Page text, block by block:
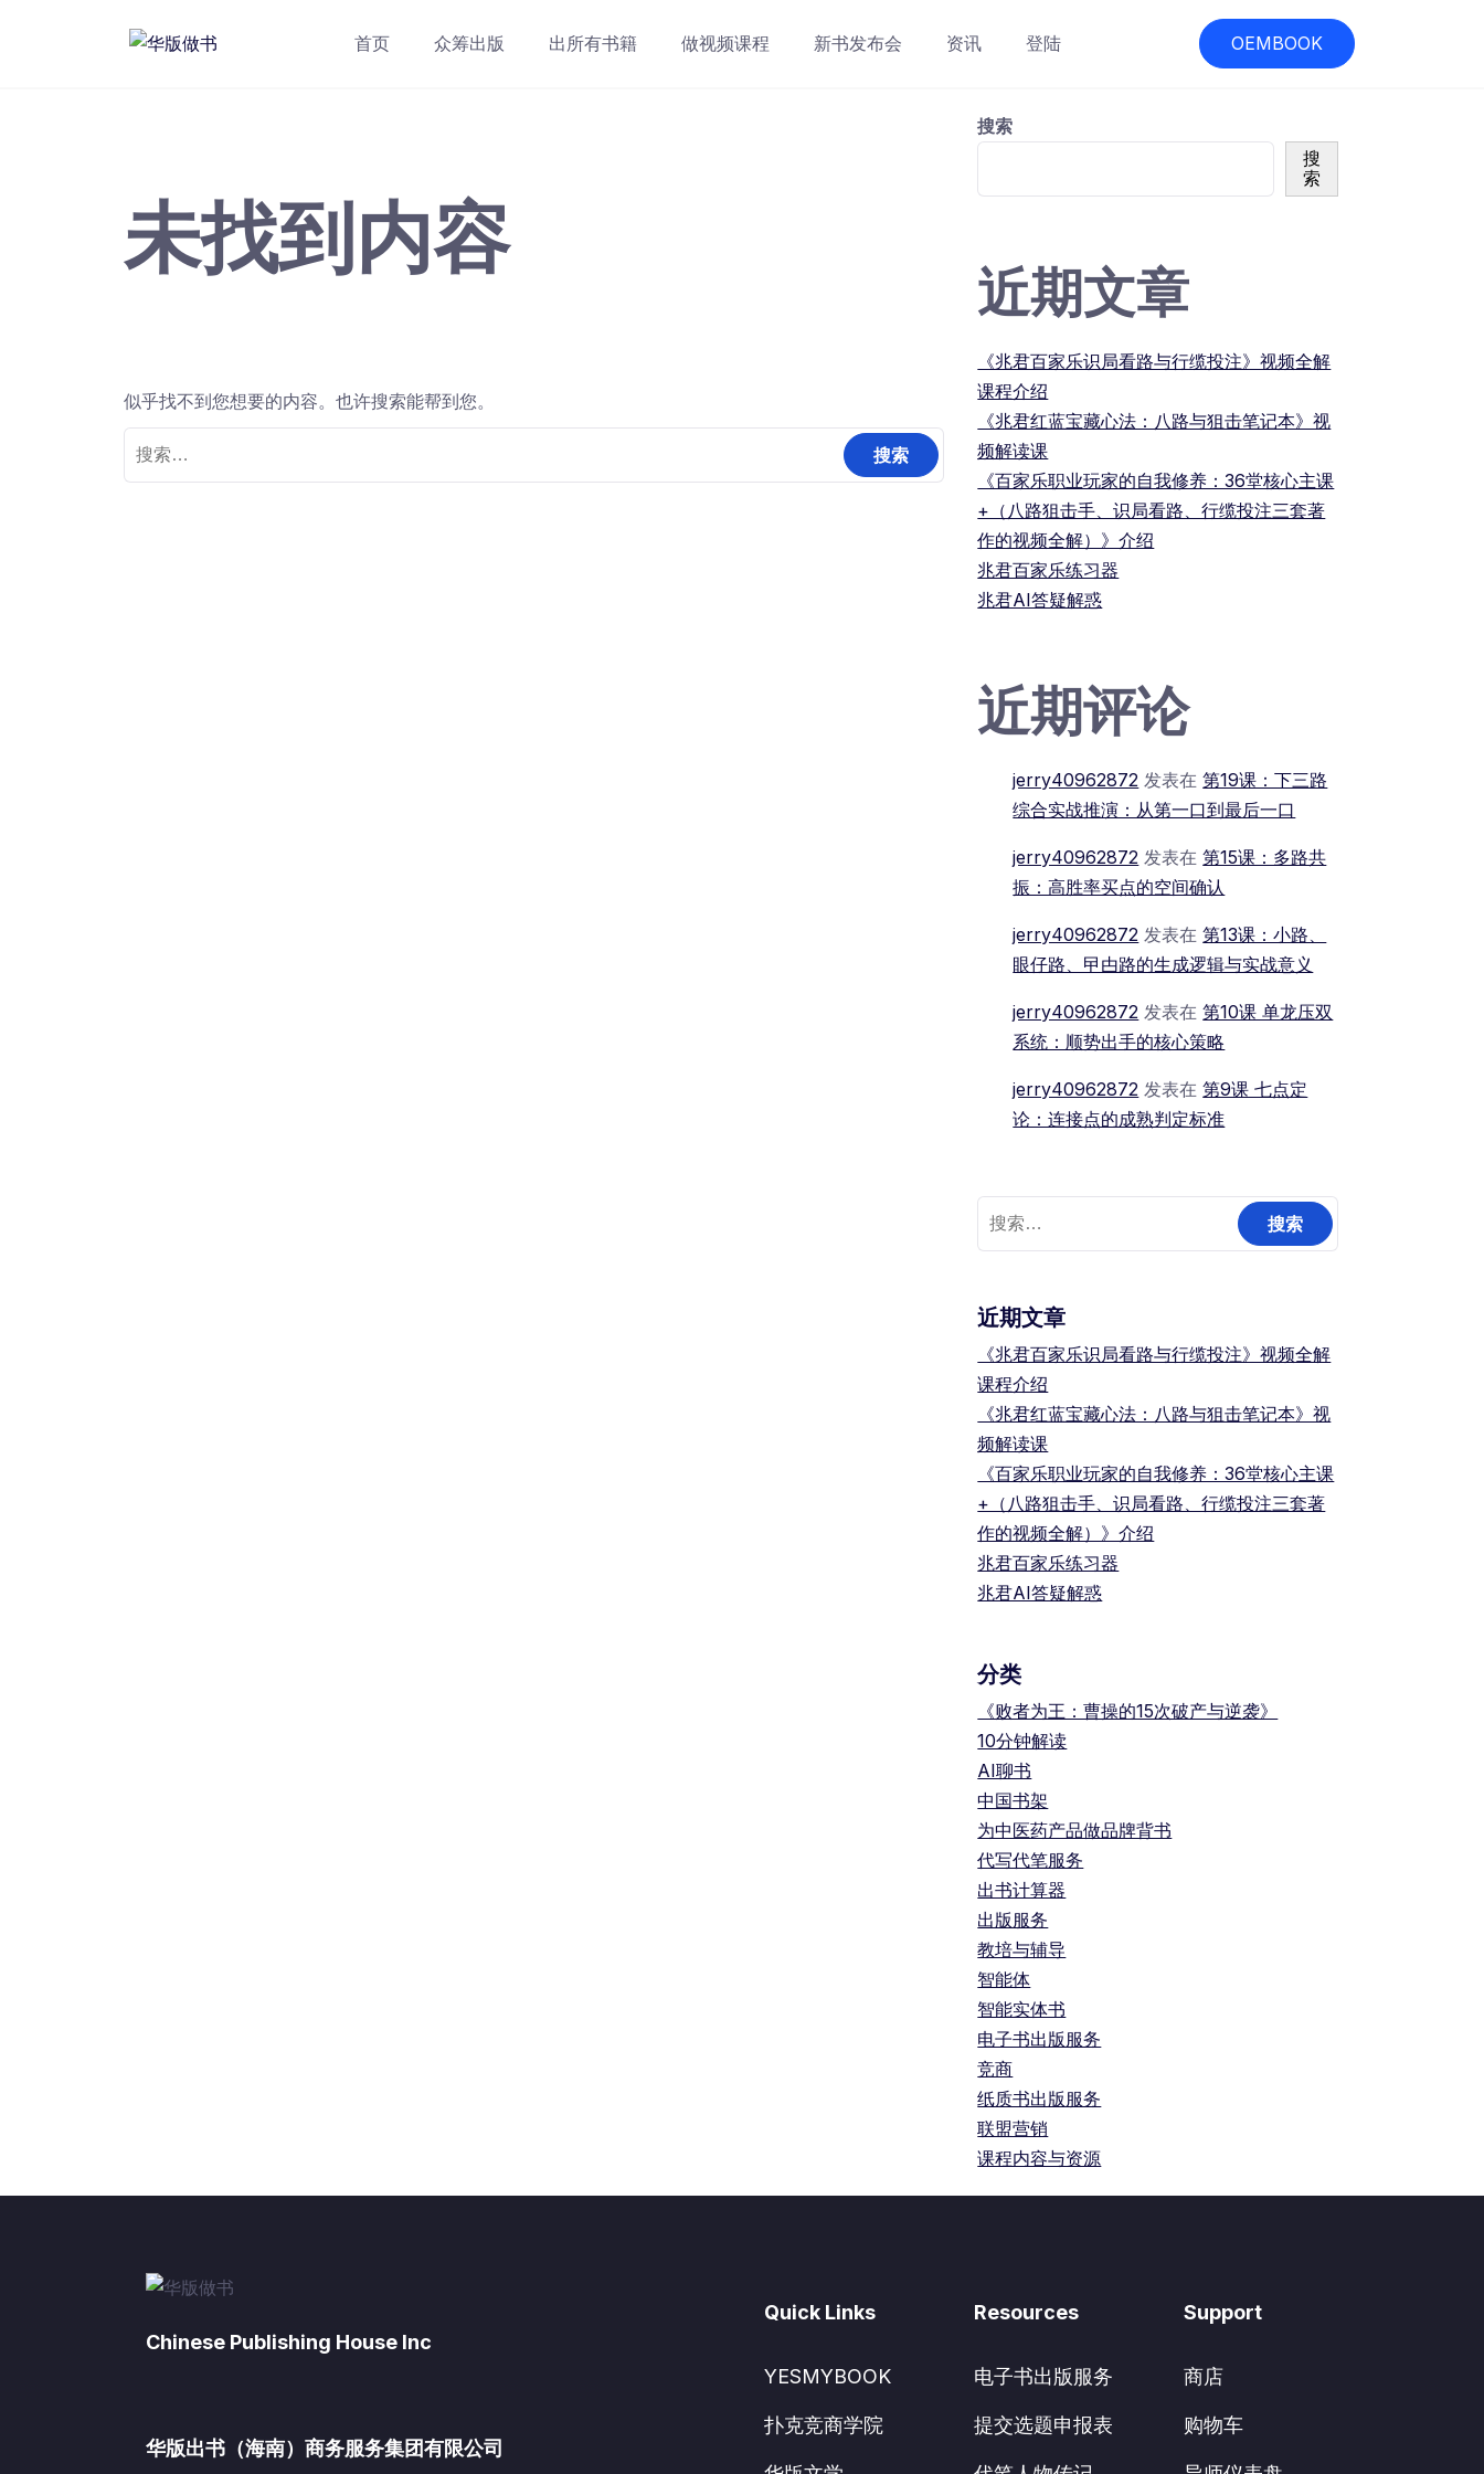
首页 众筹出版 出所有书籍 做视频课程 新书发布会 资讯 登陆 OEMBOOK
未找到内容
似乎找不到您想要的内容。也许搜索能帮到您。
索：
搜索
搜
索
近期文章
《兆君百家乐识局看路与行缆投注》视频全解
课程介绍
《兆君红蓝宝藏心法：八路与狙击笔记本》视
频解读课
《百家乐职业玩家的自我修养：36堂核心主课
+（八路狙击手、识局看路、行缆投注三套著
作的视频全解）》介绍
兆君百家乐练习器
兆君AI答疑解惑
近期评论
jerry40962872 发表在第19课：下三路
综合实战推演：从第一口到最后一口
jerry40962872 发表在第15课：多路共
振：高胜率买点的空间确认
jerry40962872 发表在第13课：小路、
眼仔路、曱甴路的生成逻辑与实战意义
jerry40962872 发表在第10课 单龙压双
系统：顺势出手的核心策略
jerry40962872 发表在第9课 七点定
论：连接点的成熟判定标准
搜
近期文章
《兆君百家乐识局看路与行缆投注》视频全解
课程介绍
《兆君红蓝宝藏心法：八路与狙击笔记本》视
频解读课
《百家乐职业玩家的自我修养：36堂核心主课
+（八路狙击手、识局看路、行缆投注三套著
作的视频全解）》介绍
兆君百家乐练习器
兆君AI答疑解惑
分类
《败者为王：曹操的15次破产与逆袭》
10分钟解读
AI聊书
中国书架
为中医药产品做品牌背书
代写代笔服务
出书计算器
出版服务
教培与辅导
智能体
智能实体书
电子书出版服务
竞商
纸质书出版服务
联盟营销
课程内容与资源
Chinese Publishing House Inc
华版出书（海南）商务服务集团有限公司
Quick Links
YESMYBOOK
扑克竞商学院
Resources
电子书出版服务
提交选题申报表
Support
商店
购物车